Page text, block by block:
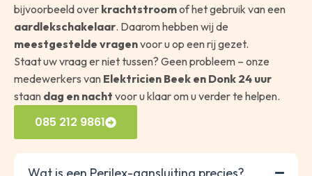
bijvoorbeeld over krachtstroomof het gebruik van een
aardlekschakelaar. Daarom hebben wij de
meestgestelde vragenvoor u op een rij gezet.
Staat uw vraag er niet tussen? Geen probleem – onze
medewerkers van Elektricien Beek en Donk 24 uur
staan dag en nacht voor u klaar om u verder te helpen.
085 212 9861